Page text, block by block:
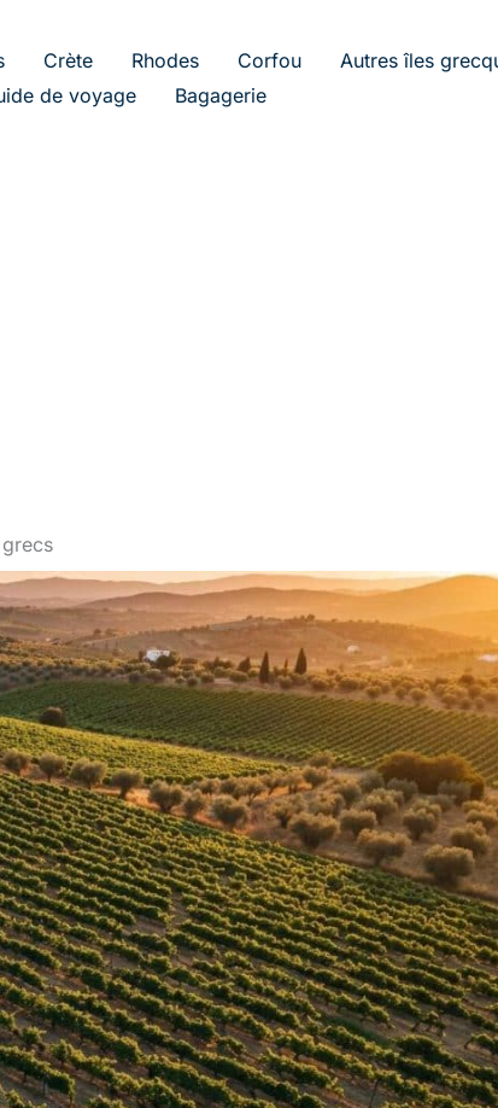
Crète Rhodes Corfou
Autres îles
de voyage Bagagerie